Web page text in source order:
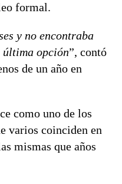
formal.
y no encontraba
última opción”, contó
de un año en
como uno de los
varios coinciden en
mismas que años